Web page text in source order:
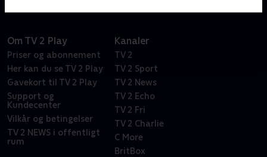
Om TV 2 Play
Priser og abonnement
Her kan du se TV 2 Play
Gavekort til TV 2 Play
Support og
Kundecenter
Vilkår og betingelser
TV 2 NEWS i offentligt
rum
Kanaler
TV 2
TV 2 Sport
TV 2 News
TV 2 Echo
TV 2 Fri
TV 2 Charlie
C More
BritBox